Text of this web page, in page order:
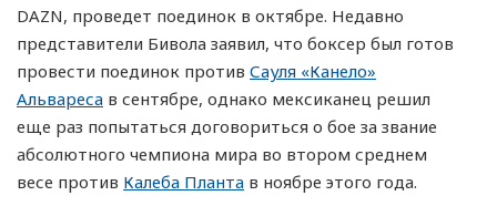
DAZN, проведет поединок в октябре. Недавно
представители Бивола заявил, что боксер был готов
провести поединок против Сауля «Канело»
Альвареса в сентябре, однако мексиканец решил
еще раз попытаться договориться о бое за звание
абсолютного чемпиона мира во втором среднем
весе против Калеба Планта в ноябре этого года.